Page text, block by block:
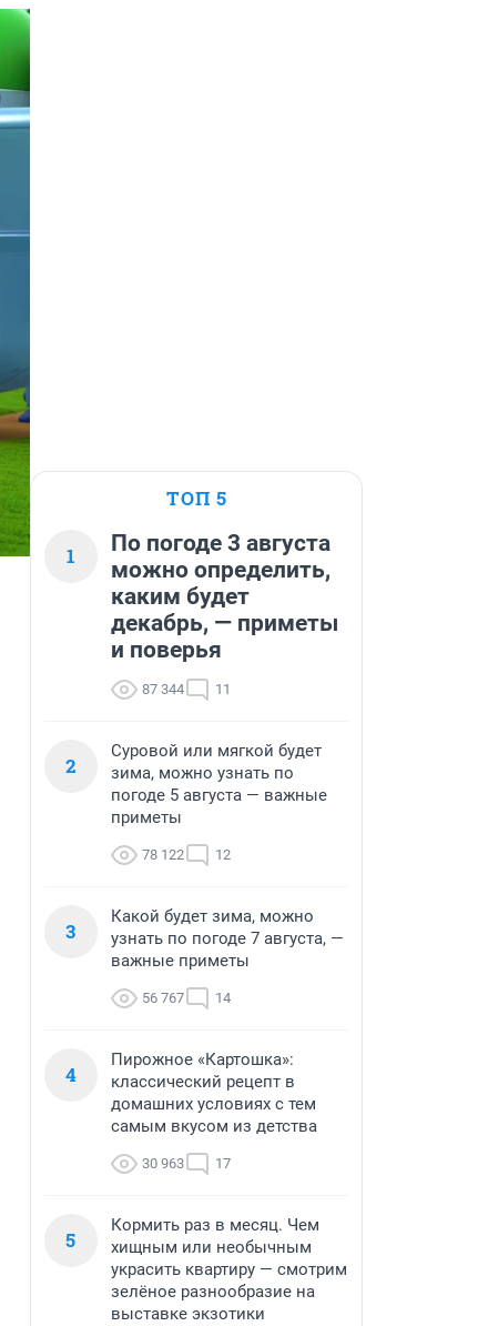
ТОП 5
1
По погоде 3 августа
можно определить,
каким будет
декабрь, — приметы
и поверья
87 344 11
2
Суровой или мягкой будет
зима, можно узнать по
погоде 5 августа — важные
приметы
78 122 12
3
Какой будет зима, можно
узнать по погоде 7 августа, —
важные приметы
56 767 14
4
Пирожное «Картошка»:
классический рецепт в
домашних условиях с тем
самым вкусом из детства
30 963 17
5
Кормить раз в месяц. Чем
хищным или необычным
украсить квартиру — смотрим
зелёное разнообразие на
выставке экзотики